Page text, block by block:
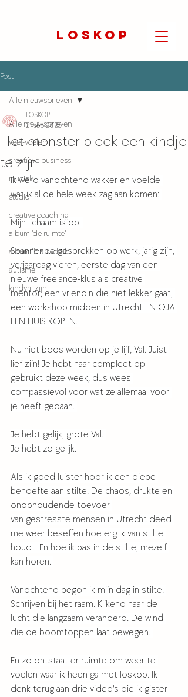
LOSKOP
Post
Alle nieuwsbrieven
veel-voelen
creatieve business
muziek
studio
creative coaching
album 'de ruimte'
album 'blauwdruk'
autisme
kindvrij zijn
Alle nieuwsbrieven
Het monster bleek een kindje
te zijn
LOSKOP
21 sep 2025
Ik werd vanochtend wakker en voelde
wat ik al de hele week zag aan komen:
Mijn lichaam is op.
Spannende gesprekken op werk, jarig zijn,
verjaardag vieren, eerste dag van een
nieuwe freelance-klus als creative
mentor, een vriendin die niet lekker gaat,
een workshop midden in Utrecht EN OJA
EEN HUIS KOPEN.
Nu niet boos worden op je lijf, Val. Juist
lief zijn! Je hebt haar compleet op
gebruikt deze week, dus wees
compassievol voor wat ze allemaal voor
je heeft gedaan.
Je hebt gelijk, grote Val.
Je hebt zo gelijk.
Als ik goed luister hoor ik een diepe
behoefte aan stilte. De chaos, drukte en
onophoudende toevoer
van gestresste mensen in Utrecht deed
me weer beseffen hoe erg ik van stilte
houdt. En hoe ik pas in de stilte, mezelf
kan horen.
Vanochtend begon ik mijn dag in stilte.
Schrijven bij het raam. Kijkend naar de
lucht die langzaam veranderd. De wind
die de boomtoppen laat bewegen.
En zo ontstaat er ruimte om weer te
voelen waar ik heen ga met loskop. Ik
denk terug aan drie video's die ik gister